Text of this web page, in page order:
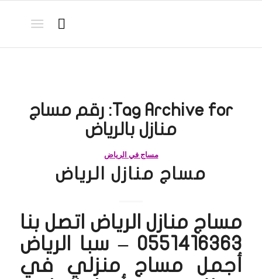
Tag Archive for: رقم مساج
منازل بالرياض
مساج في الرياض
مساج منازل الرياض
مساج منازل الرياض اتصل بنا
0551416363 – سبا الرياض
أجمل مساج منزلي في